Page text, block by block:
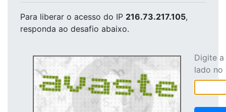
Para liberar o acesso do IP 216.73.217.105,
responda ao desafio abaixo.
Digite
lado no